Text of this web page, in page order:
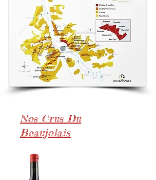
Nos Crus Du
Beaujolais